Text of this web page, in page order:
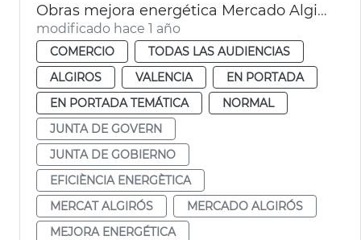
Obras mejora energética Mercado Algirós
modificado hace 1 año
COMERCIO
TODAS LAS AUDIENCIAS
ALGIROS
VALENCIA
EN PORTADA
EN PORTADA TEMÁTICA
NORMAL
JUNTA DE GOVERN
JUNTA DE GOBIERNO
EFICIÈNCIA ENERGÈTICA
MERCAT ALGIRÓS
MERCADO ALGIRÓS
MEJORA ENERGÉTICA